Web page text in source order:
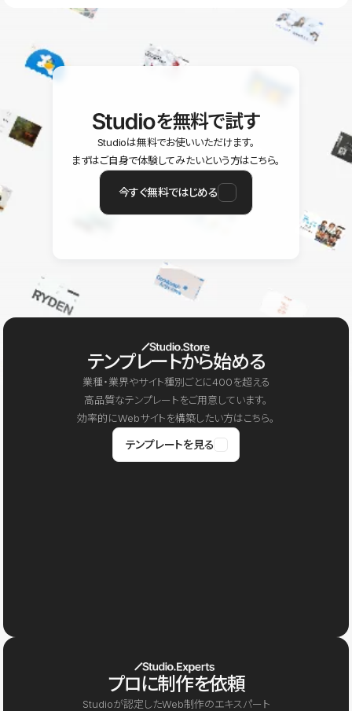
ユーザー同士で質問・相談できるコミュニティもご利用ください。
を無料で試す
Studioは無料でお使いいただけます。
まずはご自身で体験してみたいという方はこちら。
今すぐ無料ではじめる
テンプレートから始める
業種・業界やサイト種別ごとに400を超える
高品質なテンプレートをご用意しています。
効率的にWebサイトを構築したい方はこちら。
テンプレートを見る
プロに制作を依頼
Studioが認定したWeb制作のエキスパート